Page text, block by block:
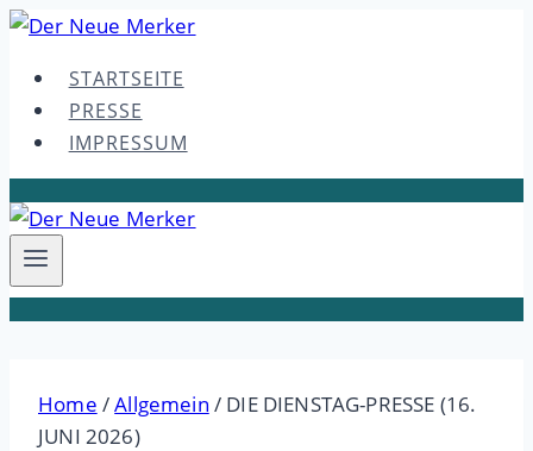
Skip
contentSTARTSEITE
PRESSE
IMPRESSUM
Home /Allgemein / DIE DIENSTAG-PRESSE (16.
JUNI 2026)